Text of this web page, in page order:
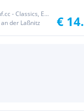
Oldtimerverkauf.cc - Classics, Exotics & Sports Cars
der Laßnitz
€